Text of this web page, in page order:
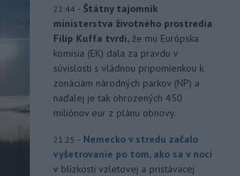
22:44 - Štátny tajomník
ministerstva životného prostredia
Filip Kuffa tvrdí, že mu Európska
komisia (EK) dala za pravdu v
súvislosti s vládnou pripomienkou k
zonáciám národných parkov (NP) a
naďalej je tak ohrozených 450
miliónov eur z plánu obnovy.
21:25 - Nemecko v stredu začalo
vyšetrovanie po tom, ako sa v noci
v blízkosti vzletovej a pristávacej